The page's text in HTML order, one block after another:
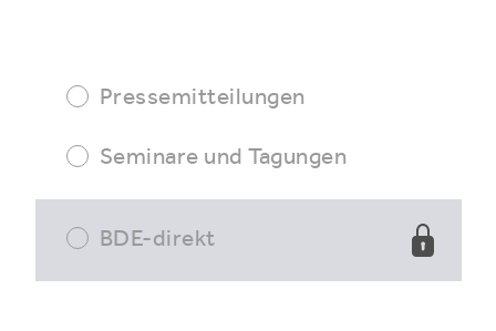
Pressemitteilungen
Seminare und Tagungen
BDE-direkt